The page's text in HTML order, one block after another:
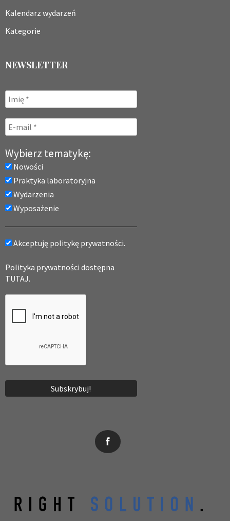
Kalendarz wydarzeń
Kategorie
NEWSLETTER
Wybierz tematykę:
Nowości
Praktyka laboratoryjna
Wydarzenia
Wyposażenie
Akceptuję politykę prywatności.
Polityka prywatności dostępna
TUTAJ.